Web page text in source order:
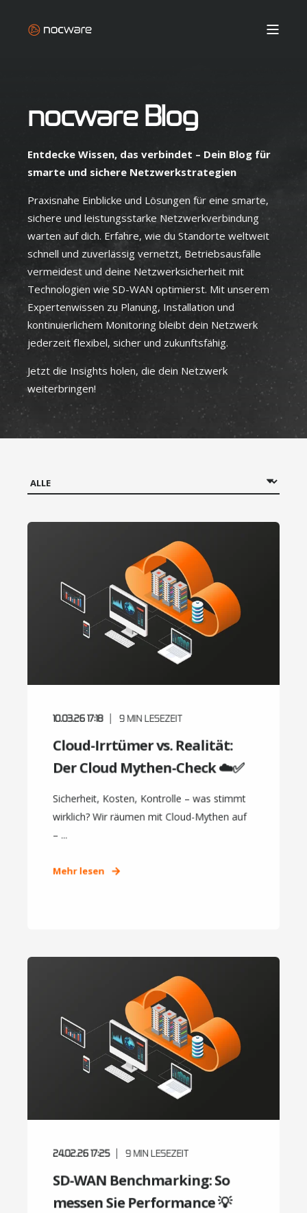
nocware Blog
Entdecke Wissen, das verbindet – Dein Blog für
smarte und sichere Netzwerkstrategien
Praxisnahe Einblicke und Lösungen für eine smarte,
sichere und leistungsstarke Netzwerkverbindung
warten auf dich. Erfahre, wie du Standorte weltweit
schnell und zuverlässig vernetzt, Betriebsausfälle
vermeidest und deine Netzwerksicherheit mit
Technologien wie SD-WAN optimierst. Mit unserem
Expertenwissen zu Planung, Installation und
kontinuierlichem Monitoring bleibt dein Netzwerk
jederzeit flexibel, sicher und zukunftsfähig.
Jetzt die Insights holen, die dein Netzwerk
weiterbringen!
10.03.26 17:18 9 MIN LESEZEIT
Cloud-Irrtümer vs. Realität:
Der Cloud Mythen-Check ☁️✅
Sicherheit, Kosten, Kontrolle – was stimmt
wirklich? Wir räumen mit Cloud-Mythen auf
– ...
Mehr lesen
24.02.26 17:25 9MIN LESEZEIT
SD-WAN Benchmarking: So
messen Sie Performance 💡